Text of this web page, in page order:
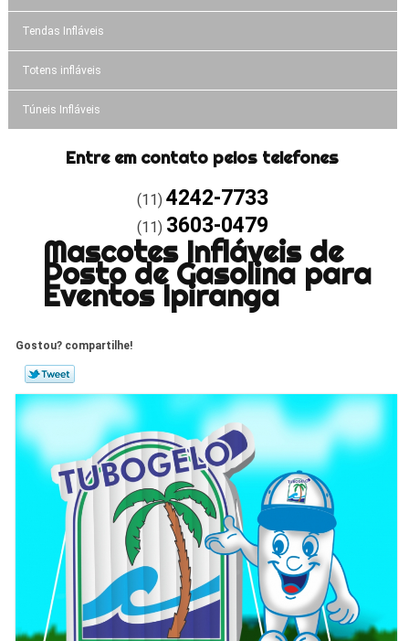
Tendas Infláveis
Totens infláveis
Túneis Infláveis
Entre em contato pelos telefones
(11) 4242-7733
(11) 3603-0479
Mascotes Infláveis de
Posto de Gasolina para
Eventos Ipiranga
Gostou? compartilhe!